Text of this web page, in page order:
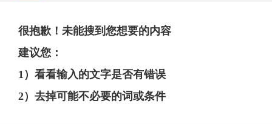
很抱歉！未能搜到您想要的内容
建议您：
1）看看输入的文字是否有错误
2）去掉可能不必要的词或条件